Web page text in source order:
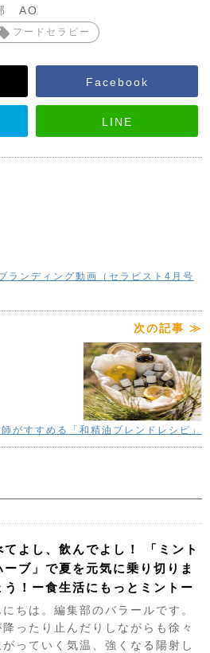
AO
フードセラピー
Facebook
LINE
ランディング動画（セラピスト4月号
次の記事 ≫
がすすめる「和精油ブレンドレシピ」
てよし、飲んでよし！ 「ミント
ーブ」で夏を元気に乗り切りま
う！ー食生活にもっとミントー
にちは。編集部のバラールです。
降ったり止んだりしながらも徐々
がっていく気温、強くなる陽射し